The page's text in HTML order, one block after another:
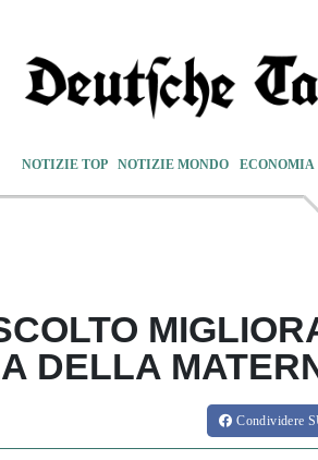
NOTIZIE TOP NOTIZIE MONDO ECONOMIA
DELLA
Condividere